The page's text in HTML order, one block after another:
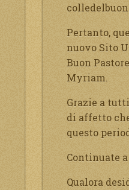
Pertanto,
nuovo Sito
Buon
Myriam.
Grazie a
di affetto
questo
Continuate
Qualora